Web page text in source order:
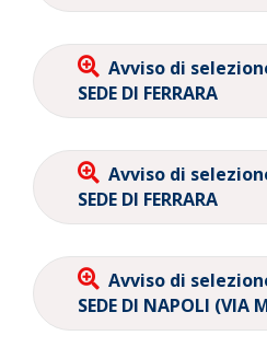
Avviso di
SEDE DI FERRARA
Avviso di
SEDE DI FERRARA
Avviso di
SEDE DI NAPOLI (VIA